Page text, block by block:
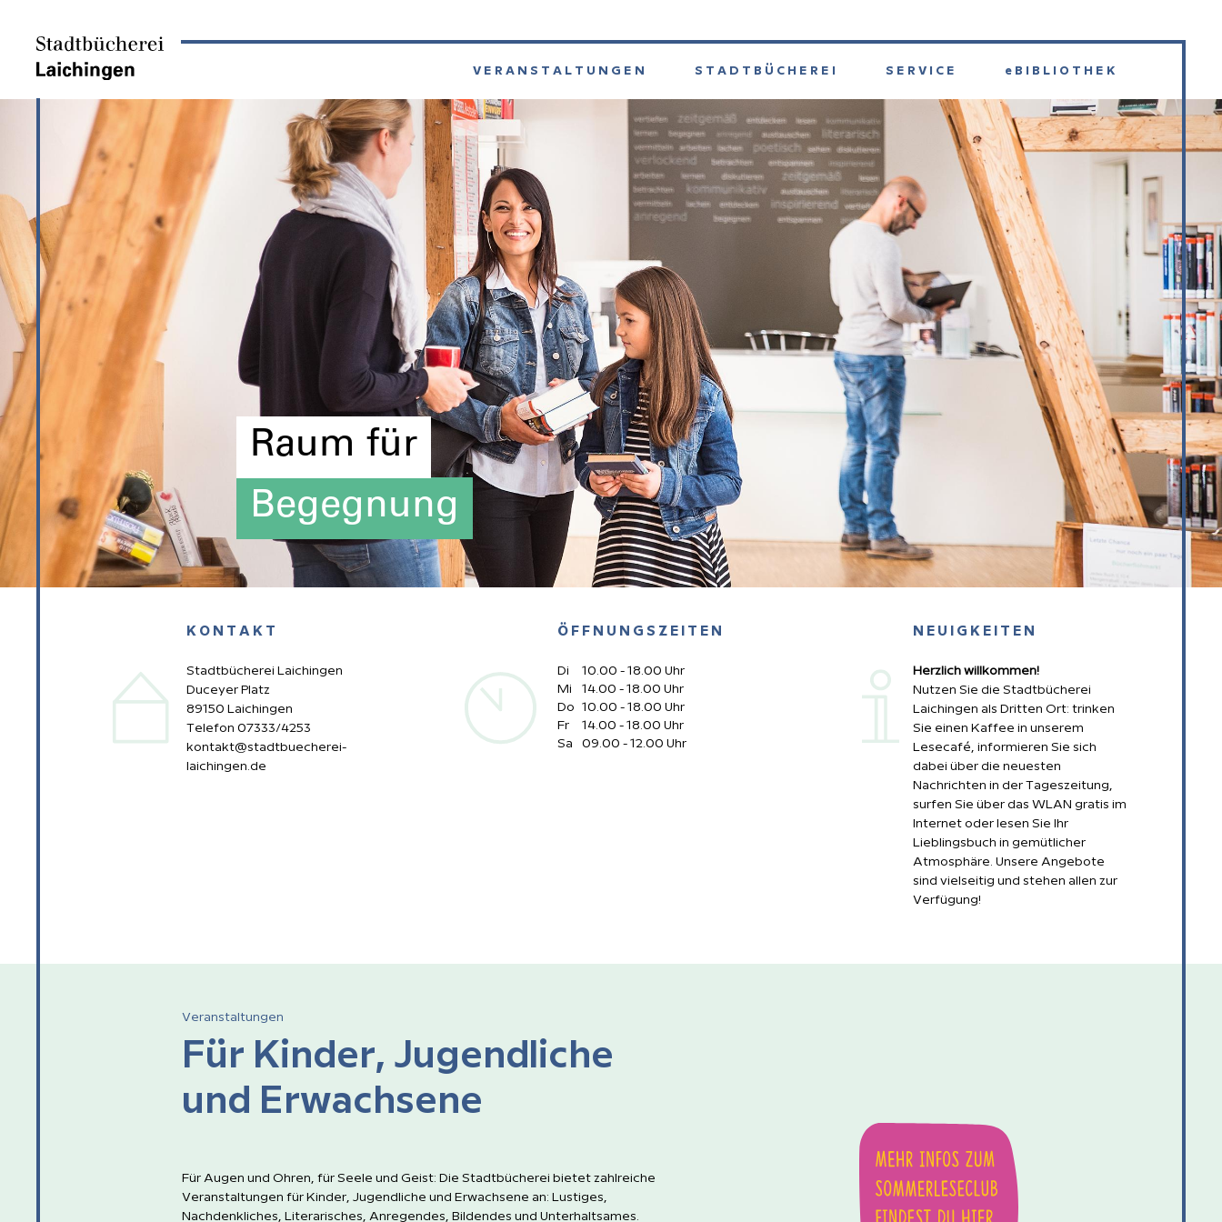
VERANSTALTUNGEN STADTBÜCHEREI SERVICE eBIBLIOTHEK
Raum für
Inspiration
KONTAKT
Stadtbücherei Laichingen
Duceyer Platz
89150 Laichingen
Telefon 07333/4253
kontakt@stadtbuecherei-
laichingen.de
ÖFFNUNGSZEITEN
Di
10.00 - 18.00 Uhr
Mi
14.00 - 18.00 Uhr
Do
10.00 - 18.00 Uhr
Fr
14.00 - 18.00 Uhr
Sa
09.00 - 12.00 Uhr
NEUIGKEITEN
Herzlich willkommen!
Nutzen Sie die Stadtbücherei
Laichingen als Dritten Ort: trinken
Sie einen Kaffee in unserem
Lesecafé, informieren Sie sich
dabei über die neuesten
Nachrichten in der Tageszeitung,
surfen Sie über das WLAN gratis im
Internet oder lesen Sie Ihr
Lieblingsbuch in gemütlicher
Atmosphäre. Unsere Angebote
sind vielseitig und stehen allen zur
Verfügung!
Veranstaltungen
Für Kinder, Jugendliche
und Erwachsene
Für Augen und Ohren, für Seele und Geist: Die Stadtbücherei bietet zahlreiche
Veranstaltungen für Kinder, Jugendliche und Erwachsene an: Lustiges,
Nachdenkliches, Literarisches, Anregendes, Bildendes und Unterhaltsames.